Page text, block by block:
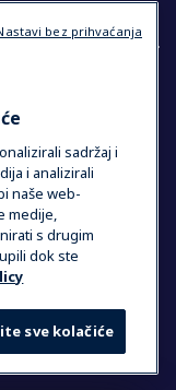
Policy
sadržaj i
i analizirali
naše web-
medije,
s drugim
dok ste
sve kolačiće
bez prihvaćanja